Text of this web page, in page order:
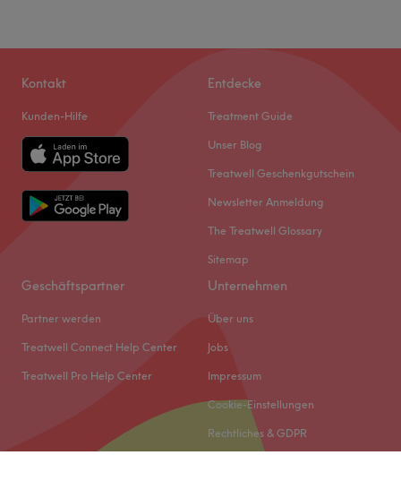
Kontakt
Kunden-Hilfe
Entdecke
Treatment Guide
Unser Blog
Treatwell Geschenkgutschein
Newsletter Anmeldung
The Treatwell Glossary
Sitemap
Geschäftspartner
Partner werden
Treatwell Connect Help Center
Treatwell Pro Help Center
Unternehmen
Über uns
Jobs
Impressum
Cookie-Einstellungen
Rechtliches & GDPR